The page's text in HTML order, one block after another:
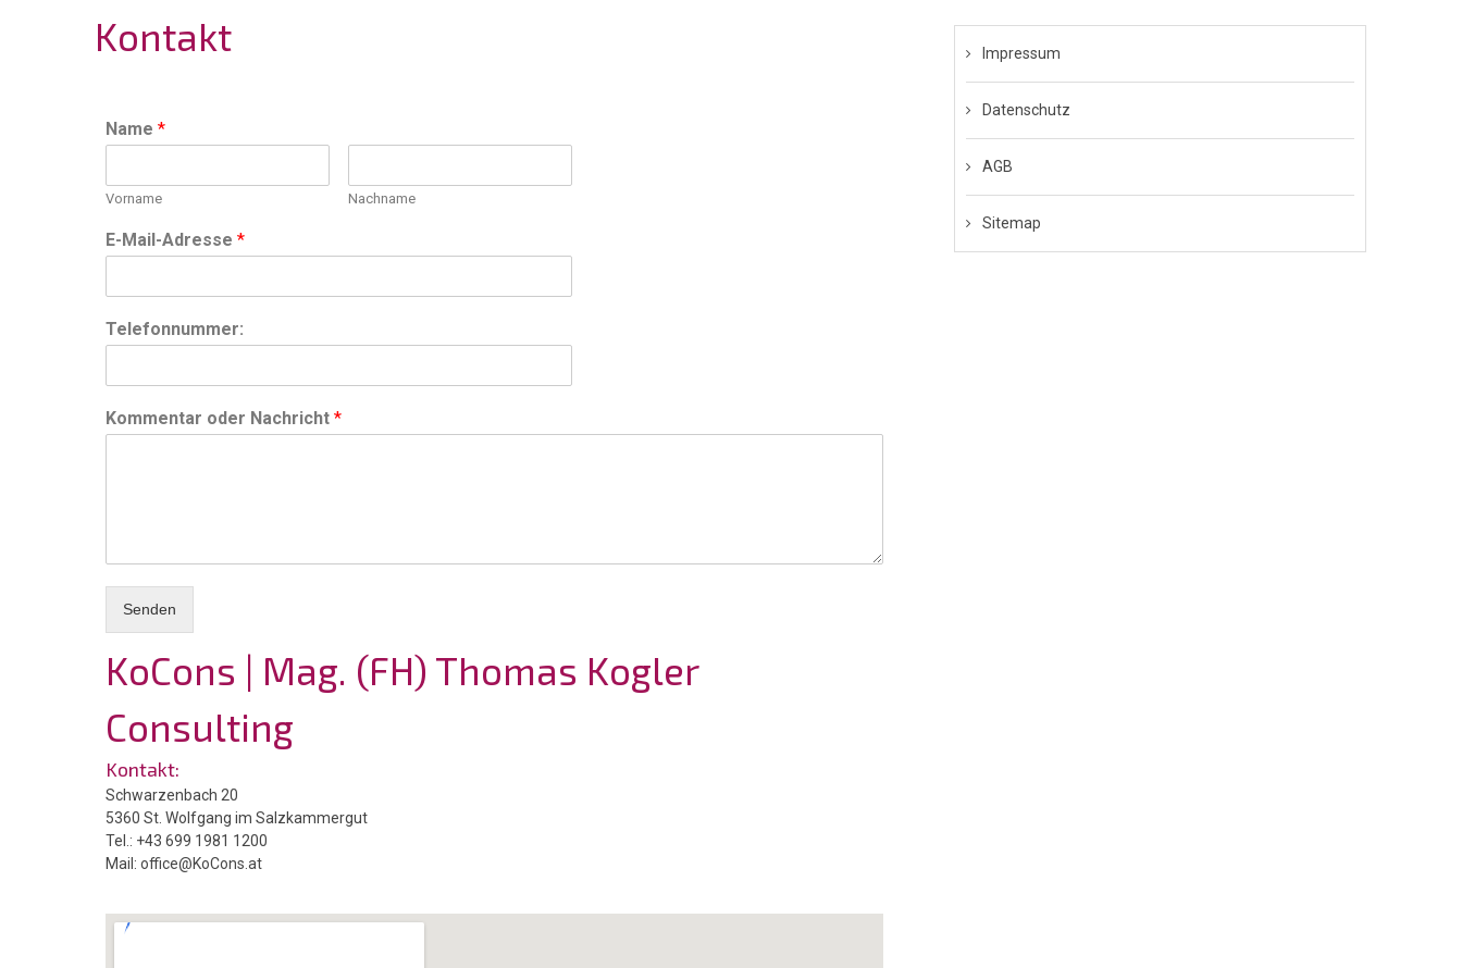
Kontakt
Name *
Vorname Nachname
E-Mail-Adresse *
Telefonnummer:
Kommentar oder Nachricht *
Senden
KoCons | Mag. (FH) Thomas Kogler
Consulting
Kontakt:
Schwarzenbach 20
5360 St. Wolfgang im Salzkammergut
Tel.: +43 699 1981 1200
Mail: office@KoCons.at
Impressum
Datenschutz
AGB
Sitemap